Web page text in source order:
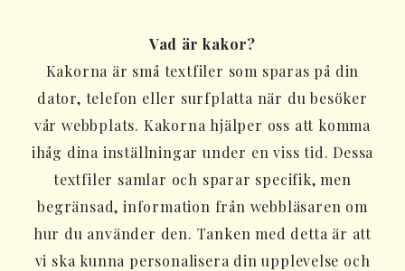
Vad är kakor?
Kakorna är små textfiler som sparas på din
dator, telefon eller surfplatta när du besöker
vår webbplats. Kakorna hjälper oss att komma
ihåg dina inställningar under en viss tid. Dessa
textfiler samlar och sparar specifik, men
begränsad, information från webbläsaren om
hur du använder den. Tanken med detta är att
vi ska kunna personalisera din upplevelse och